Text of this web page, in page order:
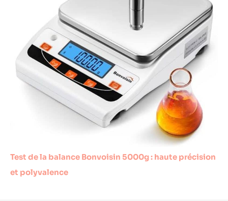
Test de la balance Bonvoisin 5000g : haute précision
et polyvalence